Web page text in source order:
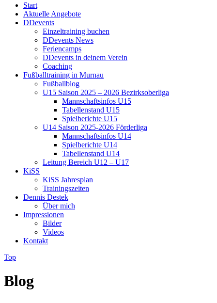
Start
Aktuelle Angebote
DDevents
Einzeltraining buchen
DDevents News
Feriencamps
DDevents in deinem Verein
Coaching
Fußballtraining in Murnau
Fußballblog
U15 Saison 2025 – 2026 Bezirksoberliga
Mannschaftsinfos U15
Tabellenstand U15
Spielberichte U15
U14 Saison 2025-2026 Förderliga
Mannschaftsinfos U14
Spielberichte U14
Tabellenstand U14
Leitung Bereich U12 – U17
KiSS
KiSS Jahresplan
Trainingszeiten
Dennis Destek
Über mich
Impressionen
Bilder
Videos
Kontakt
Top
Blog